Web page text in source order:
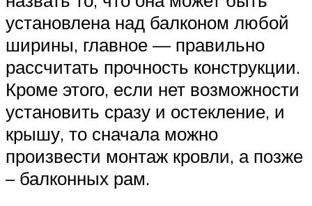
установлена над балконом любой
ширины, главное — правильно
рассчитать прочность конструкции.
Кроме этого, если нет возможности
установить сразу и остекление, и
крышу, то сначала можно
произвести монтаж кровли, а позже
– балконных рам.